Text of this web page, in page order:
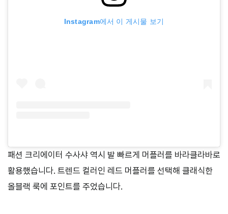
Instagram에서 이 게시물 보기
패션 크리에이터 수사샤 역시 발 빠르게 머플러를 바라클라바로
활용했습니다. 트렌드 컬러인 레드 머플러를 선택해 클래식한
올블랙 룩에 포인트를 주었습니다.